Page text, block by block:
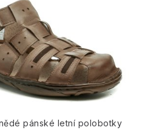
pánské letní polobotky